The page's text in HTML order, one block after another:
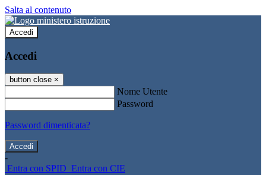
Salta al contenuto
Accedi
Accedi
button close ×
Nome Utente
Password
Password dimenticata?
-
Entra con SPID Entra con CIE